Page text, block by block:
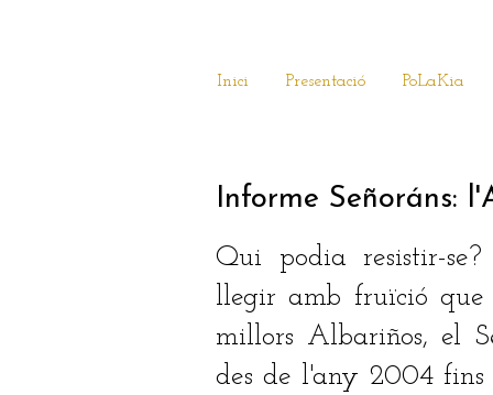
Inici Presentació PoLaKia
Informe Señoráns:
Qui podia resistir-
llegir amb fruïció que
millors Albariños, el
des de l'any 2004